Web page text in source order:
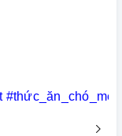
#thức_ăn_chó_mèo